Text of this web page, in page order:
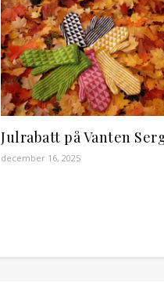
Julrabatt på Vanten
december 16, 2025